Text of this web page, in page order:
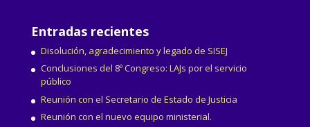
Entradas recientes
Disolución, agradecimiento y legado de SISEJ
Conclusiones del 8º Congreso: LAJs por el servicio
público
Reunión con el Secretario de Estado de Justicia
Reunión con el nuevo equipo ministerial.